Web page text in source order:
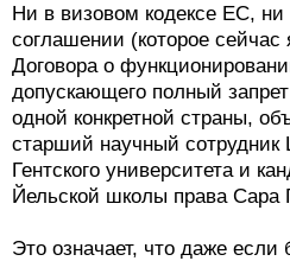
Ни в визовом кодексе ЕС, ни
соглашении (которое сейчас
Договора о
допускающего полный
одной конкретной страны,
старший научный сотрудник
Гентского университета и
Йельской школы права Сара
Это означает, что даже